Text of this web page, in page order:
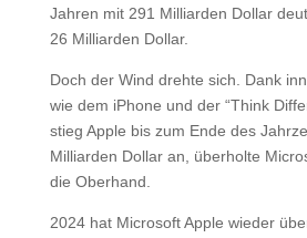
Jahren mit 291 Milliarden Dollar
26 Milliarden Dollar.
Doch der Wind drehte sich. Dank
wie dem iPhone und der “Think
stieg Apple bis zum Ende des
Milliarden Dollar an, überholte
die Oberhand.
2024 hat Microsoft Apple wieder